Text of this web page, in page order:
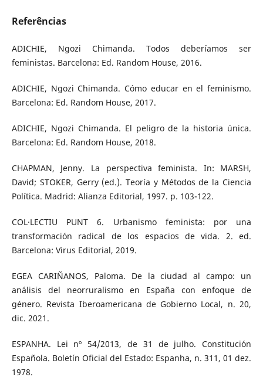
Referências
ADICHIE, Ngozi Chimanda. Todos deberíamos ser
feministas. Barcelona: Ed. Random House, 2016.
ADICHIE, Ngozi Chimanda. Cómo educar en el feminismo.
Barcelona: Ed. Random House, 2017.
ADICHIE, Ngozi Chimanda. El peligro de la historia única.
Barcelona: Ed. Random House, 2018.
CHAPMAN, Jenny. La perspectiva feminista. In: MARSH,
David; STOKER, Gerry (ed.). Teoría y Métodos de la Ciencia
Política. Madrid: Alianza Editorial, 1997. p. 103-122.
COL·LECTIU PUNT 6. Urbanismo feminista: por una
transformación radical de los espacios de vida. 2. ed.
Barcelona: Virus Editorial, 2019.
EGEA CARIÑANOS, Paloma. De la ciudad al campo: un
análisis del neorruralismo en España con enfoque de
género. Revista Iberoamericana de Gobierno Local, n. 20,
dic. 2021.
ESPANHA. Lei nº 54/2013, de 31 de julho. Constitución
Española. Boletín Oficial del Estado: Espanha, n. 311, 01 dez.
1978.